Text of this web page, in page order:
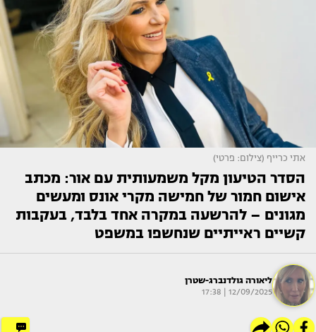
אתי כרייף (צילום: פרטי)
הסדר הטיעון מקל משמעותית עם אור: מכתב
אישום חמור של חמישה מקרי אונס ומעשים
מגונים – להרשעה במקרה אחד בלבד, בעקבות
קשיים ראייתיים שנחשפו במשפט
ליאורה גולדנברג-שטרן
12/09/2025 | 17:38